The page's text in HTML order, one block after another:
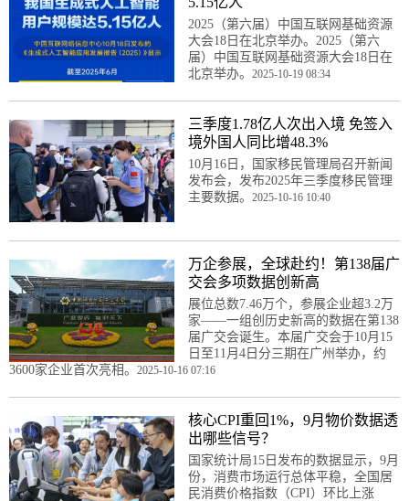
2025（第六届）中国互联网基础资源
大会18日在北京举办。2025（第六
届）中国互联网基础资源大会18日在
北京举办。 2025-10-19 08:34
三季度1.78亿人次出入境 免签入
境外国人同比增48.3%
10月16日，国家移民管理局召开新闻
发布会，发布2025年三季度移民管理
主要数据。 2025-10-16 10:40
万企参展，全球赴约！第138届广
交会多项数据创新高
展位总数7.46万个，参展企业超3.2万
家——一组创历史新高的数据在第138
届广交会诞生。本届广交会于10月15
日至11月4日分三期在广州举办，约
3600家企业首次亮相。 2025-10-16 07:16
核心CPI重回1%，9月物价数据透
出哪些信号？
国家统计局15日发布的数据显示，9月
份，消费市场运行总体平稳，全国居
民消费价格指数（CPI）环比上涨